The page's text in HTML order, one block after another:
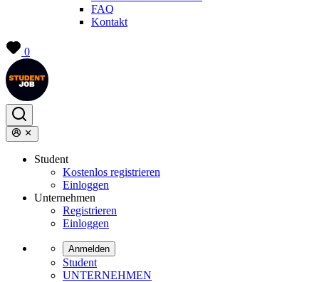
FAQ
Kontakt
0
Student
Kostenlos registrieren
Einloggen
Unternehmen
Registrieren
Einloggen
Anmelden
Student
UNTERNEHMEN